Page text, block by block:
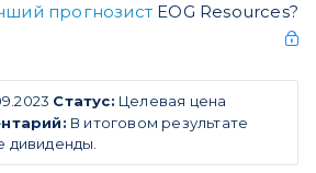
прогнозист EOG Resources?
Статус: Целевая цена
В итоговом результате
дивиденды.